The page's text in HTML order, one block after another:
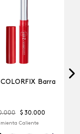
Barra
.000 $ 30.000
Caliente